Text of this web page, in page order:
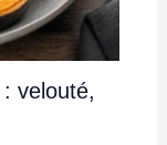
velouté,